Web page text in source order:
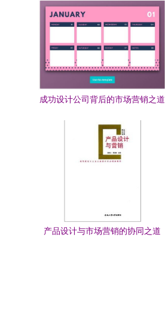
成功设计公司背后的市场营销之道
产品设计与市场营销的协同之道